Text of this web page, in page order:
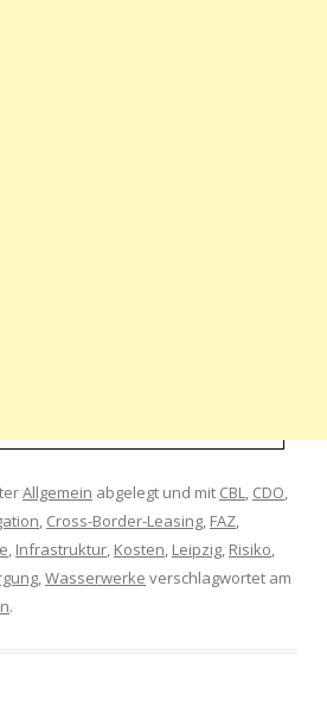
Allgemein abgelegt und mit CBL, CDO,
, Cross-Border-Leasing, FAZ,
, Infrastruktur, Kosten, Leipzig, Risiko,
,Wasserwerke verschlagwortet am
.